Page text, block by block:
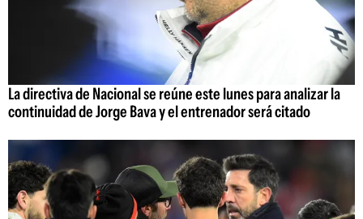
La directiva de Nacional se reúne este lunes para analizar la
continuidad de Jorge Bava y el entrenador será citado